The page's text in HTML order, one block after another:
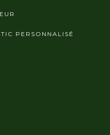
PERSONNALISÉ